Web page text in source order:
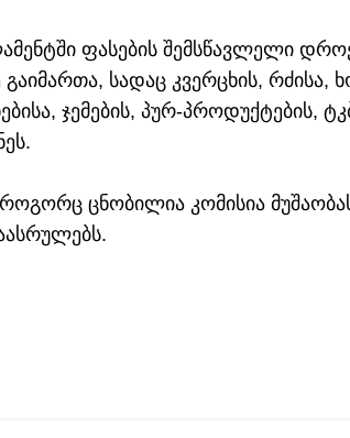
ფასების შემსწავლელი
გაიმართა, სადაც კვერცხის, რძისა,
ჯემების, პურ-პროდუქტების,
როგორც ცნობილია კომისია